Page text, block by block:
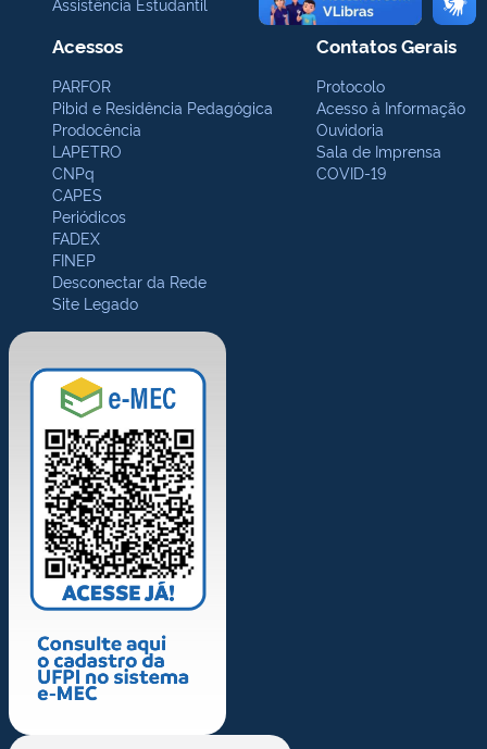
Acessos
PARFOR
Pibid e Residência Pedagógica
Prodocência
LAPETRO
CNPq
CAPES
Periódicos
FADEX
FINEP
Desconectar da Rede
Site Legado
Contatos Gerais
Protocolo
Acesso à Informação
Ouvidoria
Sala de Imprensa
COVID-19